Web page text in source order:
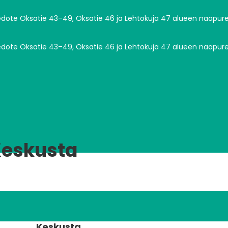
Oksatie 43–49, Oksatie 46 ja Lehtokuja 47 alueen
Oksatie 43–49, Oksatie 46 ja Lehtokuja 47 alueen